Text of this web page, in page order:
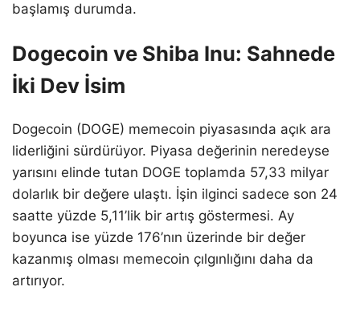
başlamış durumda.
Dogecoin ve Shiba Inu: Sahnede
İki Dev İsim
Dogecoin (DOGE) memecoin piyasasında açık ara
liderliğini sürdürüyor. Piyasa değerinin neredeyse
yarısını elinde tutan DOGE toplamda 57,33 milyar
dolarlık bir değere ulaştı. İşin ilginci sadece son 24
saatte yüzde 5,11’lik bir artış göstermesi. Ay
boyunca ise yüzde 176’nın üzerinde bir değer
kazanmış olması memecoin çılgınlığını daha da
artırıyor.